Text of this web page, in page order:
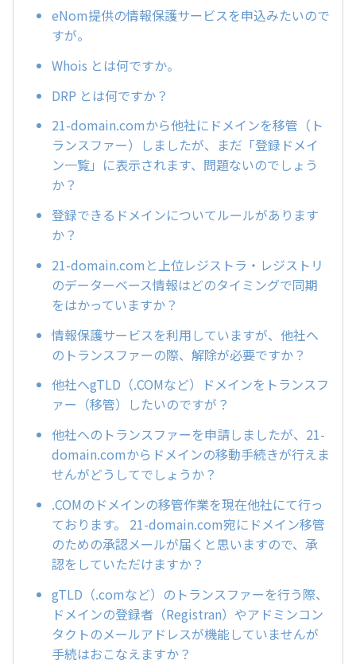
eNom提供の情報保護サービスを申込みたいので
すが。
Whois とは何ですか。
DRP とは何ですか？
21-domain.comから他社にドメインを移管（ト
ランスファー）しましたが、まだ「登録ドメイ
ン一覧」に表示されます、問題ないのでしょう
か？
登録できるドメインについてルールがあります
か？
21-domain.comと上位レジストラ・レジストリ
のデーターベース情報はどのタイミングで同期
をはかっていますか？
情報保護サービスを利用していますが、他社へ
のトランスファーの際、解除が必要ですか？
他社へgTLD（.COMなど）ドメインをトランスフ
ァー（移管）したいのですが？
他社へのトランスファーを申請しましたが、21-
domain.comからドメインの移動手続きが行えま
せんがどうしてでしょうか？
.COMのドメインの移管作業を現在他社にて行っ
ております。 21-domain.com宛にドメイン移管
のための承認メールが届くと思いますので、承
認をしていただけますか？
gTLD（.comなど）のトランスファーを行う際、
ドメインの登録者（Registran）やアドミンコン
タクトのメールアドレスが機能していませんが
手続はおこなえますか？